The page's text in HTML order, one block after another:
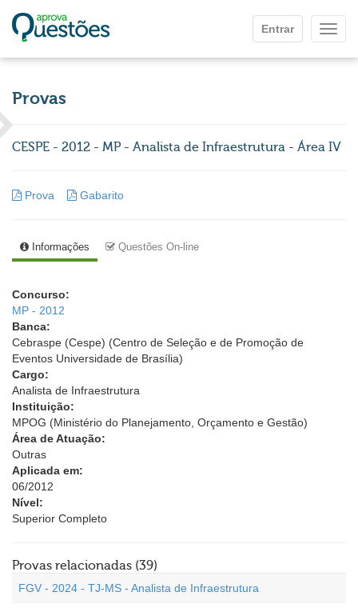
Entrar
Provas
CESPE - 2012 - MP - Analista de Infraestrutura - Área IV
Prova Gabarito
Informações Questões On-line
Concurso:
MP - 2012
Banca:
Cebraspe (Cespe) (Centro de Seleção e de Promoção de
Eventos Universidade de Brasília)
Cargo:
Analista de Infraestrutura
Instituição:
MPOG (Ministério do Planejamento, Orçamento e Gestão)
Área de Atuação:
Outras
Aplicada em:
06/2012
Nível:
Superior Completo
Provas relacionadas (39)
FGV - 2024 - TJ-MS - Analista de Infraestrutura